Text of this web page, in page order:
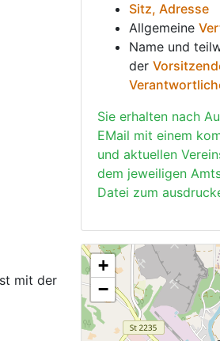
mit der
Sitz, Adresse
Allgemeine
Name und
der
Sie erhalten nach
EMail mit einem
und aktuellen
dem jeweiligen
Datei zum
+
−